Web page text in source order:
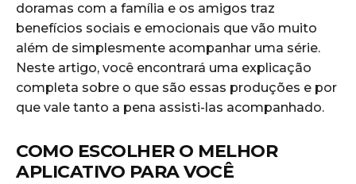
doramas com a família e os amigos traz
benefícios sociais e emocionais que vão muito
além de simplesmente acompanhar uma série.
Neste artigo, você encontrará uma explicação
completa sobre o que são essas produções e por
que vale tanto a pena assisti-las acompanhado.
COMO ESCOLHER O MELHOR
APLICATIVO PARA VOCÊ